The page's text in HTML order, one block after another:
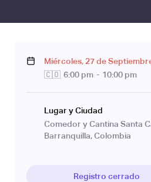
Miércoles, 27de
🇨🇴 6:00 pm - 10:00 pm
Lugar y Ciudad
Comedor y Cantina Santa
Barranquilla, Colombia
Registro cerrado